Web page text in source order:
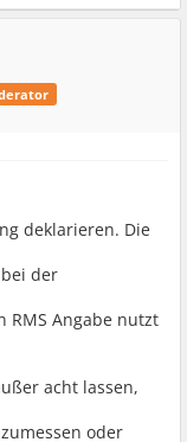
deklarieren. Die
der
Angabe nutzt
acht lassen,
oder